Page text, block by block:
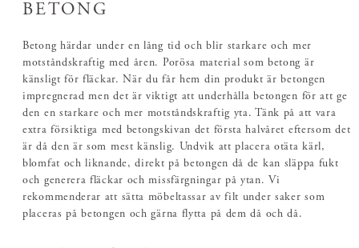
BETONG
Betong härdar under en lång tid och blir starkare och mer
motståndskraftig med åren. Porösa material som betong är
känsligt för fläckar. När du får hem din produkt är betongen
impregnerad men det är viktigt att underhålla betongen för att ge
den en starkare och mer motståndskraftig yta. Tänk på att vara
extra försiktiga med betongskivan det första halvåret eftersom det
är då den är som mest känslig. Undvik att placera otäta kärl,
blomfat och liknande, direkt på betongen då de kan släppa fukt
och generera fläckar och missfärgningar på ytan. Vi
rekommenderar att sätta möbeltassar av filt under saker som
placeras på betongen och gärna flytta på dem då och då.